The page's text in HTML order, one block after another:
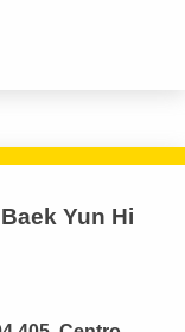
Yun Hi